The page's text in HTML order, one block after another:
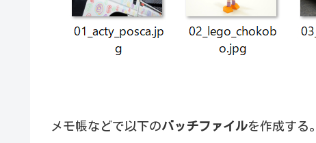
メモ帳などで以下のバッチファイルを作成する。